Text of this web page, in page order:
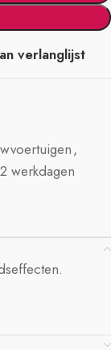
verlanglijst
,
werkdagen